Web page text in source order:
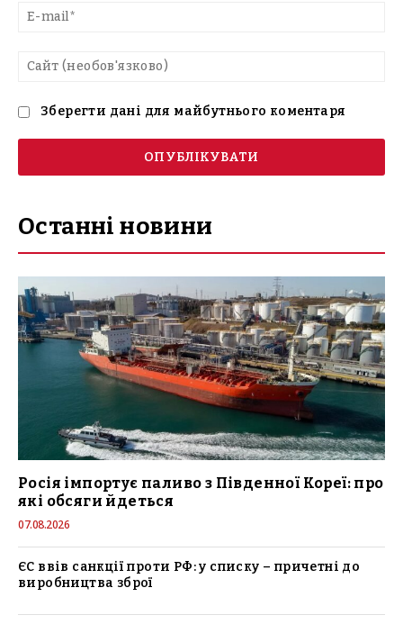
Зберегти дані для майбутнього коментаря
Останні новини
Росія імпортує паливо з Південної Кореї: про
які обсяги йдеться
07.08.2026
ЄС ввів санкції проти РФ: у списку – причетні до
виробництва зброї